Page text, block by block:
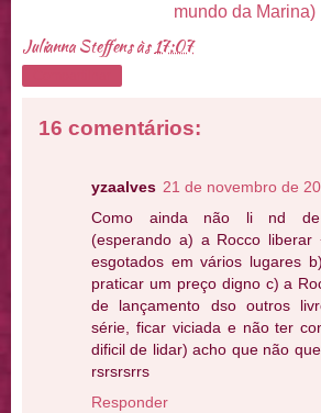
mundo da Marina)
Julianna Steffensàs 17:07
16 comentários:
yzaalves 21 de novembro de
Como ainda não li nd de
(esperando a) a Rocco
esgotados em vários lugares
praticar um preço digno c) a
de lançamento dso outros
série, ficar viciada e não ter
dificil de lidar) acho que não
rsrsrsrrs
Responder